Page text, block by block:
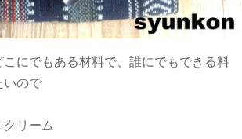
こにでもある材料で、誰にでもできる料
いので
リーム